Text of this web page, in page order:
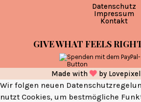
Datenschutz
Impressum
Kontakt
GIVE WHAT FEELS
Made with by
Wir folgen neuen
nutzt Cookies, um bestmögliche